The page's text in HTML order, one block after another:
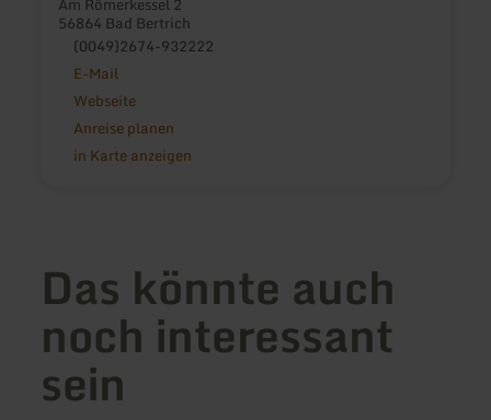
56864 Bad Bertrich
(0049)2674-932222
E-Mail
Webseite
Anreise planen
in Karte anzeigen
Das könnte auch
noch interessant
sein